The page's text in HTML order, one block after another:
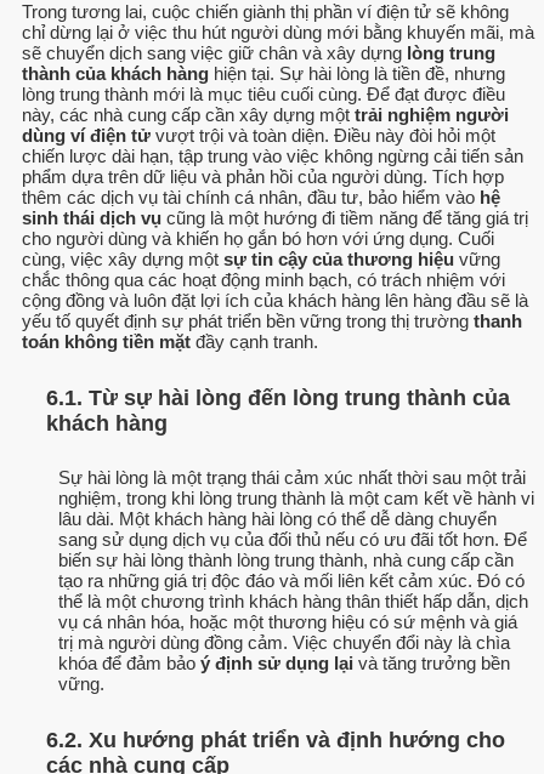
Trong tương lai, cuộc chiến giành thị phần ví điện tử sẽ không
chỉ dừng lại ở việc thu hút người dùng mới bằng khuyến mãi, mà
sẽ chuyển dịch sang việc giữ chân và xây dựng lòng trung
thành của khách hàng hiện tại. Sự hài lòng là tiền đề, nhưng
lòng trung thành mới là mục tiêu cuối cùng. Để đạt được điều
này, các nhà cung cấp cần xây dựng một trải nghiệm người
dùng ví điện tử vượt trội và toàn diện. Điều này đòi hỏi một
chiến lược dài hạn, tập trung vào việc không ngừng cải tiến sản
phẩm dựa trên dữ liệu và phản hồi của người dùng. Tích hợp
thêm các dịch vụ tài chính cá nhân, đầu tư, bảo hiểm vào hệ
sinh thái dịch vụ cũng là một hướng đi tiềm năng để tăng giá trị
cho người dùng và khiến họ gắn bó hơn với ứng dụng. Cuối
cùng, việc xây dựng một sự tin cậy của thương hiệu vững
chắc thông qua các hoạt động minh bạch, có trách nhiệm với
cộng đồng và luôn đặt lợi ích của khách hàng lên hàng đầu sẽ là
yếu tố quyết định sự phát triển bền vững trong thị trường thanh
toán không tiền mặt đầy cạnh tranh.
6.1. Từ sự hài lòng đến lòng trung thành của
khách hàng
Sự hài lòng là một trạng thái cảm xúc nhất thời sau một trải
nghiệm, trong khi lòng trung thành là một cam kết về hành vi
lâu dài. Một khách hàng hài lòng có thể dễ dàng chuyển
sang sử dụng dịch vụ của đối thủ nếu có ưu đãi tốt hơn. Để
biến sự hài lòng thành lòng trung thành, nhà cung cấp cần
tạo ra những giá trị độc đáo và mối liên kết cảm xúc. Đó có
thể là một chương trình khách hàng thân thiết hấp dẫn, dịch
vụ cá nhân hóa, hoặc một thương hiệu có sứ mệnh và giá
trị mà người dùng đồng cảm. Việc chuyển đổi này là chìa
khóa để đảm bảo ý định sử dụng lại và tăng trưởng bền
vững.
6.2. Xu hướng phát triển và định hướng cho
các nhà cung cấp